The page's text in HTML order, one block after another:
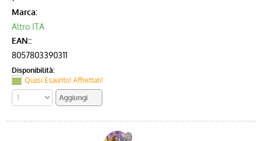
Marca:
Altro ITA
EAN::
8057803390311
Disponibilità:
Quasi Esaurito! Affrettati!